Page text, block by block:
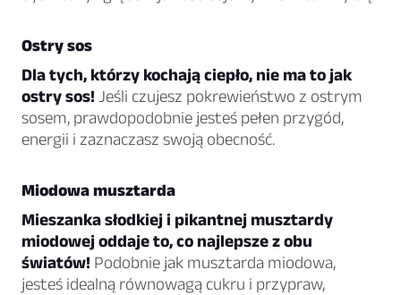
Ostry sos
Dla tych, którzy kochają ciepło, nie ma to jak
ostry sos! Jeśli czujesz pokrewieństwo z ostrym
sosem, prawdopodobnie jesteś pełen przygód,
energii i zaznaczasz swoją obecność.
Miodowa musztarda
Mieszanka słodkiej i pikantnej musztardy
miodowej oddaje to, co najlepsze z obu
światów! Podobnie jak musztarda miodowa,
jesteś idealną równowagą cukru i przypraw,